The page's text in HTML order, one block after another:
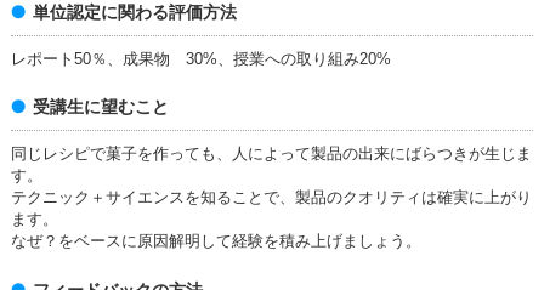
単位認定に関わる評価方法
レポート50％、成果物 30%、授業への取り組み20%
受講生に望むこと
同じレシピで菓子を作っても、人によって製品の出来にばらつきが生じま
す。
テクニック＋サイエンスを知ることで、製品のクオリティは確実に上がり
ます。
なぜ？をベースに原因解明して経験を積み上げましょう。